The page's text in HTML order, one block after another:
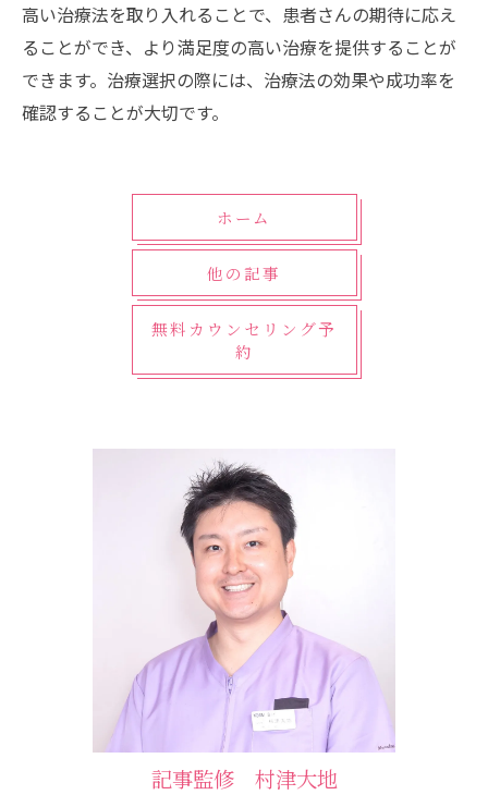
高い治療法を取り入れることで、患者さんの期待に応え
ることができ、より満足度の高い治療を提供することが
できます。治療選択の際には、治療法の効果や成功率を
確認することが大切です。
ホーム
他の記事
無料カウンセリング予
約
記事監修 村津大地